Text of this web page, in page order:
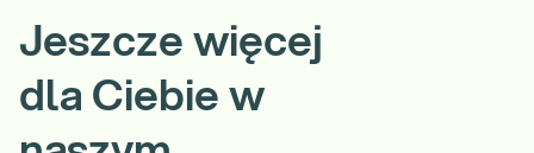
Jeszcze więcej
dla Ciebie w